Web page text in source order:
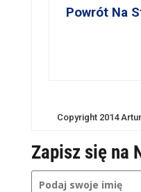
Powrót Na
Copyright 2014
Zapisz się na